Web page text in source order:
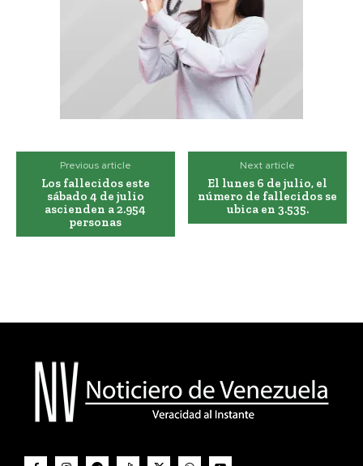
Previous article
Los fallecidos este
sábado 4 de julio
ascienden a 2.954
personas
Next article
El lunes 6 de julio, el
número de fallecidos se
ubica en 3.535.